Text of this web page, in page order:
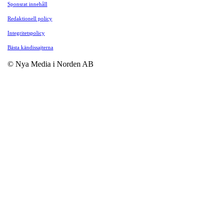
Sponsrat innehåll
Redaktionell policy
Integritetspolicy
Bästa kändissajterna
© Nya Media i Norden AB